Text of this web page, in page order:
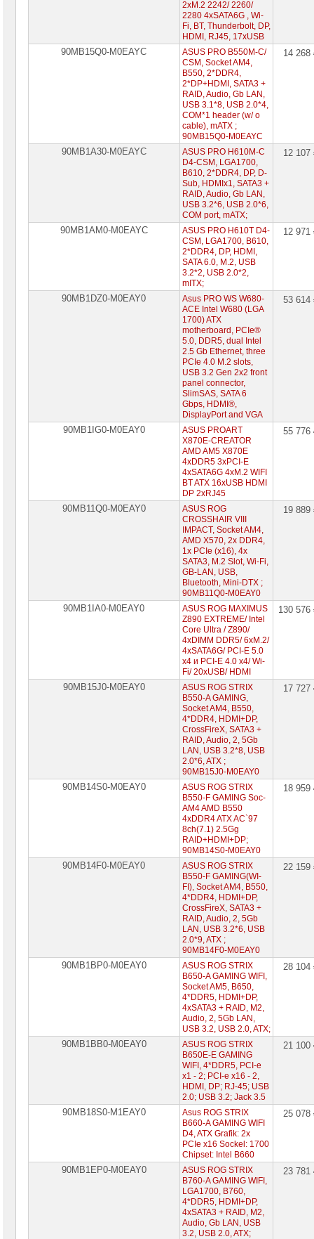
2xM.2 2242/ 2260/
2280 4xSATA6G , Wi-
Fi, BT, Thunderbolt, DP,
HDMI, RJ45, 17xUSB
90MB15Q0-M0EAYC
ASUS PRO B550M-C/
CSM, Socket AM4,
B550, 2*DDR4,
2*DP+HDMI, SATA3 +
RAID, Audio, Gb LAN,
USB 3.1*8, USB 2.0*4,
COM*1 header (w/ o
cable), mATX ;
90MB15Q0-M0EAYC
14
90MB1A30-M0EAYC
ASUS PRO H610M-C
D4-CSM, LGA1700,
B610, 2*DDR4, DP, D-
Sub, HDMIx1, SATA3 +
RAID, Audio, Gb LAN,
USB 3.2*6, USB 2.0*6,
COM port, mATX;
12
90MB1AM0-M0EAYC
ASUS PRO H610T D4-
CSM, LGA1700, B610,
2*DDR4, DP, HDMI,
SATA 6.0, M.2, USB
3.2*2, USB 2.0*2,
mITX;
12
90MB1DZ0-M0EAY0
Asus PRO WS W680-
ACE Intel W680 (LGA
1700) ATX
motherboard, PCIe®
5.0, DDR5, dual Intel
2.5 Gb Ethernet, three
PCIe 4.0 M.2 slots,
USB 3.2 Gen 2x2 front
panel connector,
SlimSAS, SATA 6
Gbps, HDMI®,
DisplayPort and VGA
53
90MB1IG0-M0EAY0
ASUS PROART
X870E-CREATOR
AMD AM5 X870E
4xDDR5 3xPCI-E
4xSATA6G 4xM.2 WIFI
BT ATX 16xUSB HDMI
DP 2xRJ45
55
90MB11Q0-M0EAY0
ASUS ROG
CROSSHAIR VIII
IMPACT, Socket AM4,
AMD X570, 2x DDR4,
1x PCIe (x16), 4x
SATA3, M.2 Slot, Wi-Fi,
GB-LAN, USB,
Bluetooth, Mini-DTX ;
90MB11Q0-M0EAY0
19
90MB1IA0-M0EAY0
ASUS ROG MAXIMUS
Z890 EXTREME/ Intel
Core Ultra / Z890/
4xDIMM DDR5/ 6xM.2/
4xSATA6G/ PCI-E 5.0
x4 и PCI-E 4.0 x4/ Wi-
Fi/ 20xUSB/ HDMI
130
90MB15J0-M0EAY0
ASUS ROG STRIX
B550-A GAMING,
Socket AM4, B550,
4*DDR4, HDMI+DP,
CrossFireX, SATA3 +
RAID, Audio, 2, 5Gb
LAN, USB 3.2*8, USB
2.0*6, ATX ;
90MB15J0-M0EAY0
17
90MB14S0-M0EAY0
ASUS ROG STRIX
B550-F GAMING Soc-
AM4 AMD B550
4xDDR4 ATX AC`97
8ch(7.1) 2.5Gg
RAID+HDMI+DP;
90MB14S0-M0EAY0
18
90MB14F0-M0EAY0
ASUS ROG STRIX
B550-F GAMING(WI-
FI), Socket AM4, B550,
4*DDR4, HDMI+DP,
CrossFireX, SATA3 +
RAID, Audio, 2, 5Gb
LAN, USB 3.2*6, USB
2.0*9, ATX ;
90MB14F0-M0EAY0
22
90MB1BP0-M0EAY0
ASUS ROG STRIX
B650-A GAMING WIFI,
Socket AM5, B650,
4*DDR5, HDMI+DP,
4xSATA3 + RAID, M2,
Audio, 2, 5Gb LAN,
USB 3.2, USB 2.0, ATX;
28
90MB1BB0-M0EAY0
ASUS ROG STRIX
B650E-E GAMING
WIFI, 4*DDR5, PCI-e
x1 - 2; PCI-e x16 - 2,
HDMI, DP; RJ-45; USB
2.0; USB 3.2; Jack 3.5
21
90MB18S0-M1EAY0
Asus ROG STRIX
B660-A GAMING WIFI
D4, ATX Grafik: 2x
PCIe x16 Sockel: 1700
Chipset: Intel B660
25
90MB1EP0-M0EAY0
ASUS ROG STRIX
B760-A GAMING WIFI,
LGA1700, B760,
4*DDR5, HDMI+DP,
4xSATA3 + RAID, M2,
Audio, Gb LAN, USB
3.2, USB 2.0, ATX;
23